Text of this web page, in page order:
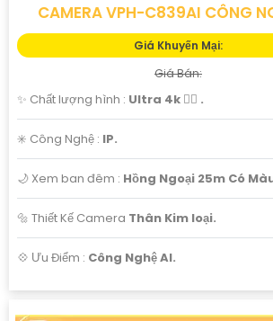
CAMERA VPH-C839AI CÔNG
Giá Khuyến Mại:
Giá Bán:
✨ Chất lượng hình : Ultra 4k 👍🏾 .
✳️ Công Nghệ : IP.
🌙 Xem ban đêm : Hồng Ngoại 25m Có
🔩 Thiết Kế Camera Thân Kim loại.
️💠 Ưu Điểm : Công Nghệ AI.